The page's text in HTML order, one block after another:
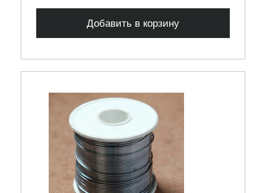
Добавить в корзину